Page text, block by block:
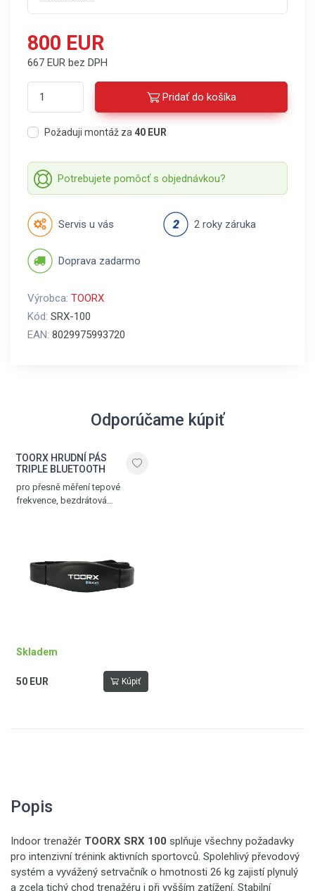
800 EUR
667 EUR bez DPH
Pridať do košíka
Požaduji montáž za 40 EUR
Potrebujete pomôcť s objednávkou?
Servis u vás 2 roky záruka
Doprava zadarmo
Výrobca: TOORX
Kód: SRX-100
EAN: 8029975993720
Odporúčame kúpiť
TOORX HRUDNÍ PÁS
TRIPLE BLUETOOTH
pro přesně měření tepové
frekvence, bezdrátová
Skladem
50 EUR Kúpiť
Popis
Indoor trenažér TOORX SRX 100 splňuje všechny požadavky
pro intenzivní trénink aktivních sportovců. Spolehlivý převodový
systém a vyvážený setrvačník o hmotnosti 26 kg zajistí plynulý
a zcela tichý chod trenažéru i při vyšším zatížení. Stabilní